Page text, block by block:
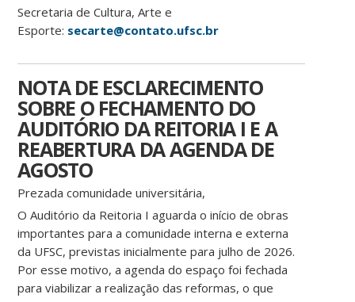
Secretaria de Cultura, Arte e
Esporte: secarte@contato.ufsc.br
NOTA DE ESCLARECIMENTO
SOBRE O FECHAMENTO DO
AUDITÓRIO DA REITORIA I E A
REABERTURA DA AGENDA DE
AGOSTO
Prezada comunidade universitária,
O Auditório da Reitoria I aguarda o início de obras
importantes para a comunidade interna e externa
da UFSC, previstas inicialmente para julho de 2026.
Por esse motivo, a agenda do espaço foi fechada
para viabilizar a realização das reformas, o que